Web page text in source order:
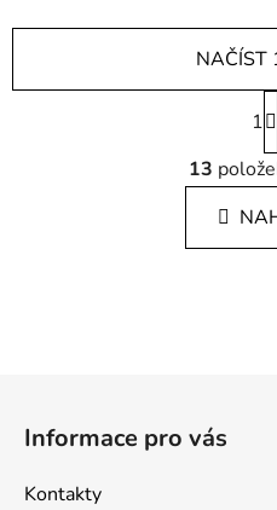
O
l
NAČÍST
t
r
1
13
Informace pro vás
Kontakty